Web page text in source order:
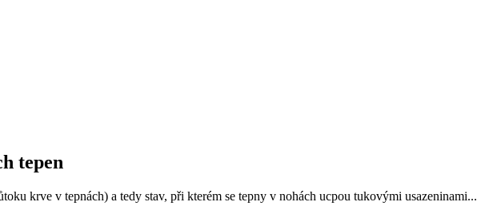
tepen
krve v tepnách) a tedy stav, při kterém se tepny v nohách ucpou tukovými usazeninami...